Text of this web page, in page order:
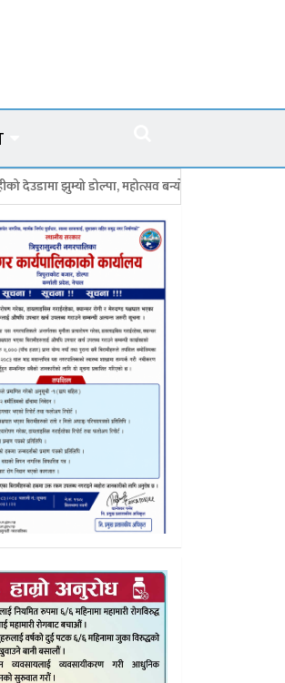
महोत्सव बन्यो कर्णालीको सांगीतिक उत्सव